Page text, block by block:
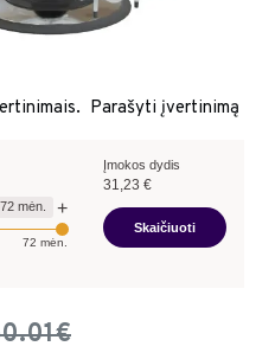
Parašyti įvertinimą
72 mėn. +
72 mėn.
Įmokos dydis
31,23 €
Skaičiuoti